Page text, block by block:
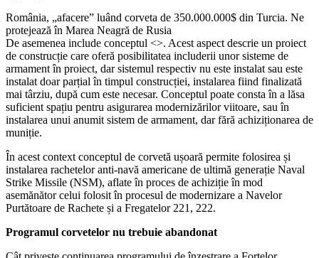
România, „afacere” luând corveta de 350.000.000$ din Turcia. Ne
protejează în Marea Neagră de Rusia
De asemenea include conceptul <>. Acest aspect descrie un proiect
de construcție care oferă posibilitatea includerii unor sisteme de
armament în proiect, dar sistemul respectiv nu este instalat sau este
instalat doar parțial în timpul construcției, instalarea fiind finalizată
mai târziu, după cum este necesar. Conceptul poate consta în a lăsa
suficient spațiu pentru asigurarea modernizărilor viitoare, sau în
instalarea unui anumit sistem de armament, dar fără achiziționarea de
muniție.
În acest context conceptul de corvetă ușoară permite folosirea și
instalarea rachetelor anti-navă americane de ultimă generație Naval
Strike Missile (NSM), aflate în proces de achiziție în mod
asemănător celui folosit în procesul de modernizare a Navelor
Purtătoare de Rachete și a Fregatelor 221, 222.
Programul corvetelor nu trebuie abandonat